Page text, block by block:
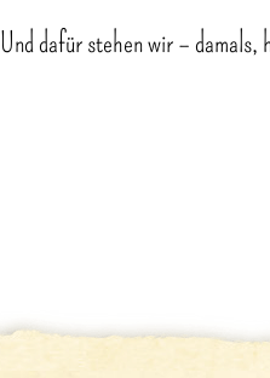
Und dafür stehen wir – damals,